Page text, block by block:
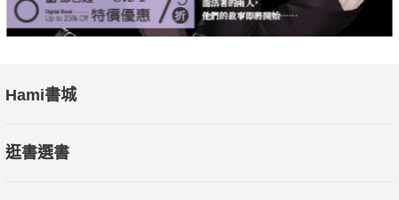
Hami書城
逛書選書